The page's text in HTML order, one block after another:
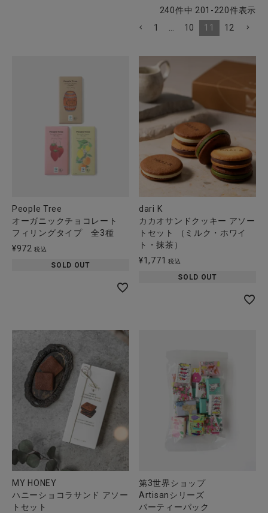
240件中 201 -220件表示
1
10 11 12
People Tree
オーガニックチョコレート
フィリングタイプ 全3種
¥972 税込
SOLD OUT
dari K
カカオサンドクッキー アソー
トセット （ミルク・ホワイ
ト・抹茶）
¥1,771 税込
SOLD OUT
MY HONEY
ハニーショコラサンド アソー
トセット
第3世界ショップ
Artisanシリーズ
パーティーパック